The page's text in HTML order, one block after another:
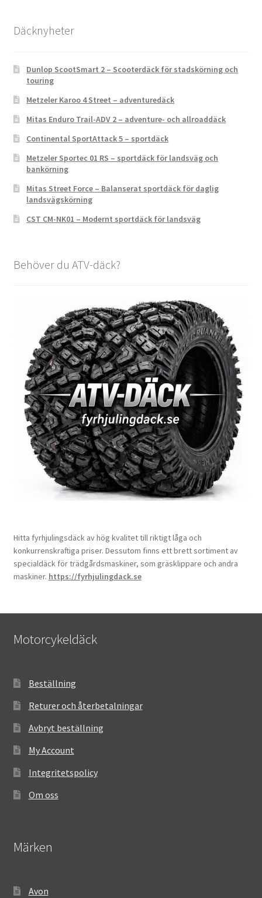
Däcknyheter
Dunlop ScootSmart 2 – Scooterdäck för stadskörning och
touring
Metzeler Karoo 4 Street – adventuredäck
Mitas Enduro Trail-ADV 2 – adventure- och allroaddäck
Continental SportAttack 5 – sportdäck
Metzeler Sportec 01 RS – sportdäck för landsväg och
bankörning
Mitas Street Force – Balanserat sportdäck för daglig
landsvägskörning
CST CM-NK01 – Modernt sportdäck för landsväg
Behöver du ATV-däck?
Hitta fyrhjulingsdäck av hög kvalitet till riktigt låga och
konkurrenskraftiga priser. Dessutom finns ett brett sortiment av
specialdäck för trädgårdsmaskiner, som gräsklippare och andra
maskiner. https://fyrhjulingdack.se
Motorcykeldäck
Beställning
Returer och återbetalningar
Avbryt beställning
My Account
Integritetspolicy
Om oss
Märken
Avon